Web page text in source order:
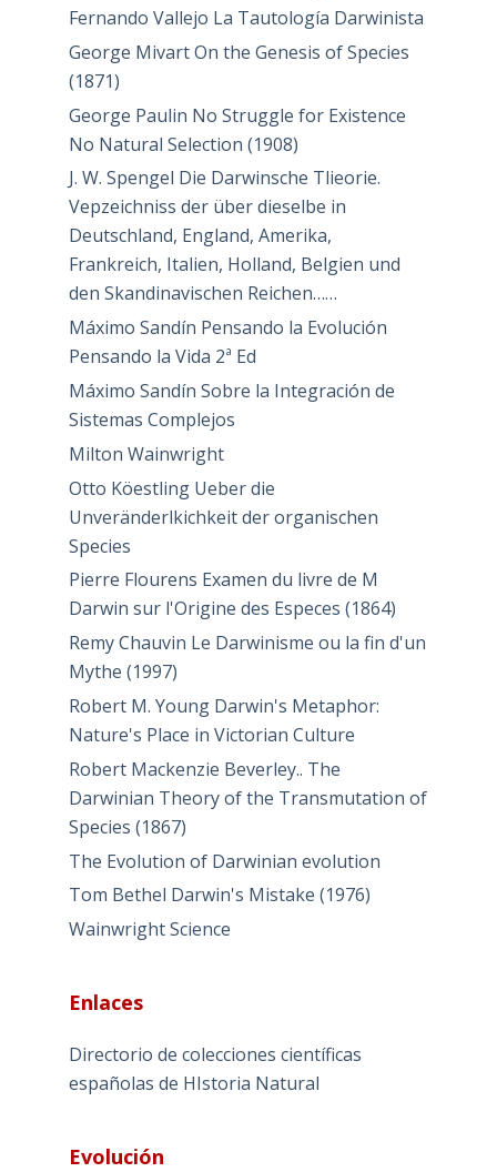
Fernando Vallejo La Tautología Darwinista
George Mivart On the Genesis of Species
(1871)
George Paulin No Struggle for Existence
No Natural Selection (1908)
J. W. Spengel Die Darwinsche Tlieorie.
Vepzeichniss der über dieselbe in
Deutschland, England, Amerika,
Frankreich, Italien, Holland, Belgien und
den Skandinavischen Reichen……
Máximo Sandín Pensando la Evolución
Pensando la Vida 2ª Ed
Máximo Sandín Sobre la Integración de
Sistemas Complejos
Milton Wainwright
Otto Köestling Ueber die
Unveränderlkichkeit der organischen
Species
Pierre Flourens Examen du livre de M
Darwin sur l'Origine des Especes (1864)
Remy Chauvin Le Darwinisme ou la fin d'un
Mythe (1997)
Robert M. Young Darwin's Metaphor:
Nature's Place in Victorian Culture
Robert Mackenzie Beverley.. The
Darwinian Theory of the Transmutation of
Species (1867)
The Evolution of Darwinian evolution
Tom Bethel Darwin's Mistake (1976)
Wainwright Science
Enlaces
Directorio de colecciones científicas
españolas de HIstoria Natural
Evolución